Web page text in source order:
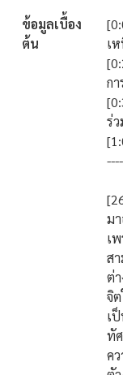
ข้อมูลเบื้อง
ต้น
เ
กา
ร่
ม
เ
ส
ต่
จิ
เ
ทั
ค